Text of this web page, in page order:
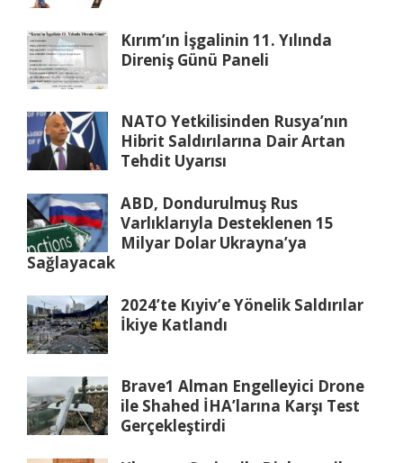
Kırım’ın İşgalinin 11. Yılında
Direniş Günü Paneli
NATO Yetkilisinden Rusya’nın
Hibrit Saldırılarına Dair Artan
Tehdit Uyarısı
ABD, Dondurulmuş Rus
Varlıklarıyla Desteklenen 15
Milyar Dolar Ukrayna’ya
Sağlayacak
2024’te Kıyiv’e Yönelik Saldırılar
İkiye Katlandı
Brave1 Alman Engelleyici Drone
ile Shahed İHA’larına Karşı Test
Gerçekleştirdi